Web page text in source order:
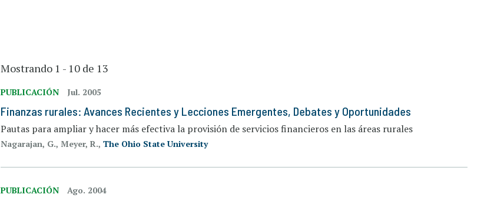
Mostrando 1 - 10 de 13
PUBLICACIÓN Jul. 2005
Finanzas rurales: Avances Recientes y Lecciones Emergentes, Debates y Oportunidades
Pautas para ampliar y hacer más efectiva la provisión de servicios financieros en las áreas rurales
Nagarajan, G., Meyer, R., The Ohio State University
PUBLICACIÓN Ago. 2004